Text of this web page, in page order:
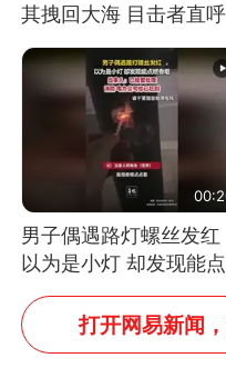
其拽回大海 目击者直呼
震惊 （视频来源：参考
消息）
男子偶遇路灯螺丝发红
以为是小灯 却发现能点
燃香烟 当事人：已报警
处理
打开网易新闻